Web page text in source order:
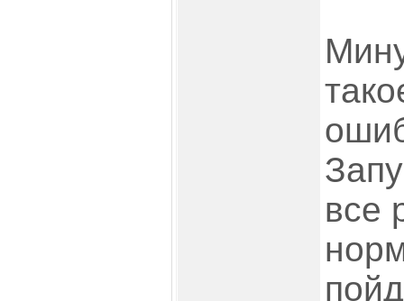
все